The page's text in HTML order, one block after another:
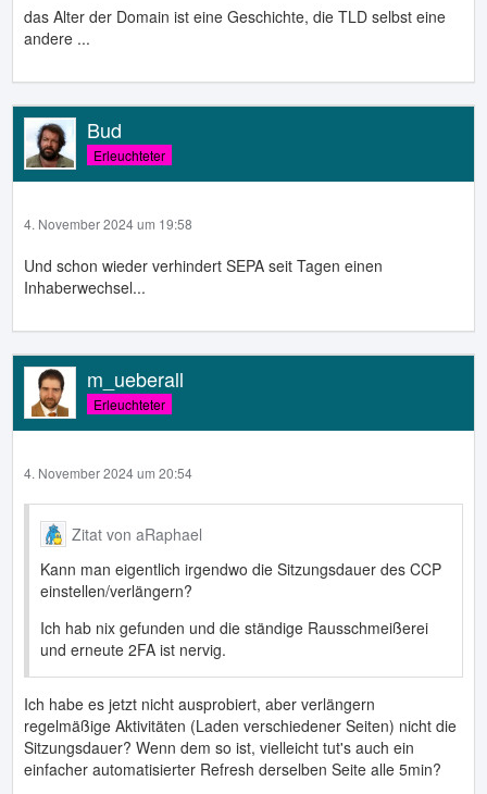
das Alter der Domain ist eine Geschichte, die TLD selbst eine
andere ...
Bud
Erleuchteter
4. November 2024 um 19:58
Und schon wieder verhindert SEPA seit Tagen einen
Inhaberwechsel...
m_ueberall
Erleuchteter
4. November 2024 um 20:54
Zitat von aRaphael
Kann man eigentlich irgendwo die Sitzungsdauer des CCP
einstellen/verlängern?
Ich hab nix gefunden und die ständige Rausschmeißerei
und erneute 2FA ist nervig.
Ich habe es jetzt nicht ausprobiert, aber verlängern
regelmäßige Aktivitäten (Laden verschiedener Seiten) nicht die
Sitzungsdauer? Wenn dem so ist, vielleicht tut's auch ein
einfacher automatisierter Refresh derselben Seite alle 5min?